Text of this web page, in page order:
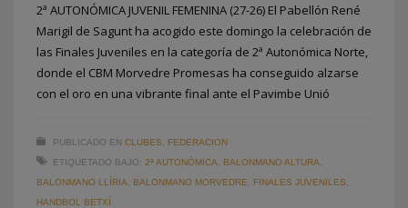
2ª AUTONÓMICA JUVENIL FEMENINA (27-26) El Pabellón René
Marigil de Sagunt ha acogido este domingo la celebración de
las Finales Juveniles en la categoría de 2ª Autonómica Norte,
donde el CBM Morvedre Promesas ha conseguido alzarse
con el oro en una vibrante final ante el Pavimbe Unió
PUBLICADO EN CLUBES
FEDERACION
ETIQUETADO BAJO: 2ª AUTONÓMICA BALONMANO ALTURA
BALONMANO LLÍRIA
BALONMANO MORVEDRE FINALES JUVENILES
HANDBOL BETXÍ